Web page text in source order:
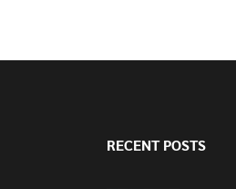
RECENT POSTS